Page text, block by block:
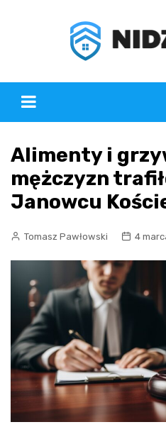
Alimenty i
mężczyzn
Janowcu
Tomasz Pawłowski 4